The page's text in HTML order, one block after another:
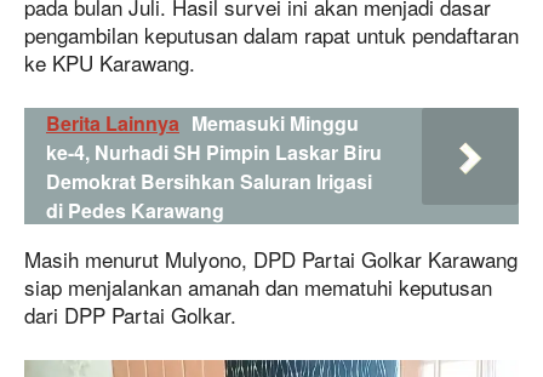
pada bulan Juli. Hasil survei ini akan menjadi dasar
pengambilan keputusan dalam rapat untuk pendaftaran
ke KPU Karawang.
Berita Lainnya Memasuki Minggu
ke-4, Nurhadi SH Pimpin Laskar Biru
Demokrat Bersihkan Saluran Irigasi
di Pedes Karawang
Masih menurut Mulyono, DPD Partai Golkar Karawang
siap menjalankan amanah dan mematuhi keputusan
dari DPP Partai Golkar.